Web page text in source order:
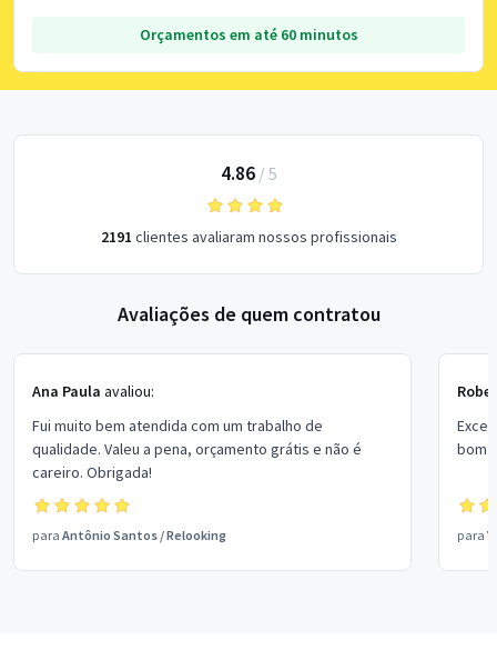
Orçamentos em até 60 minutos
4.86/ 5
2191 clientes avaliaram nossos profissionais
Avaliações de quem contratou
Ana Paula avaliou:
Fui muito bem atendida com um trabalho de
qualidade. Valeu a pena, orçamento grátis e não é
careiro. Obrigada!
para Antônio Santos /Relooking
bom
para